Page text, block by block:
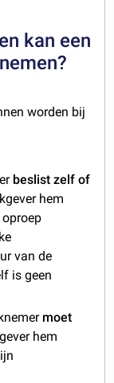
kan een
worden bij
beslist zelf of
hem
van de
is geen
moet
hem